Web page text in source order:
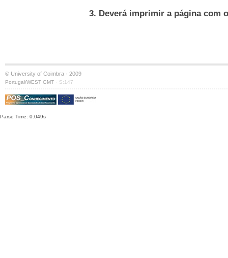
3. Deverá imprimir a página com
© University of Coimbra · 2009
Portugal/WEST GMT · S:147
Parse Time: 0.049s